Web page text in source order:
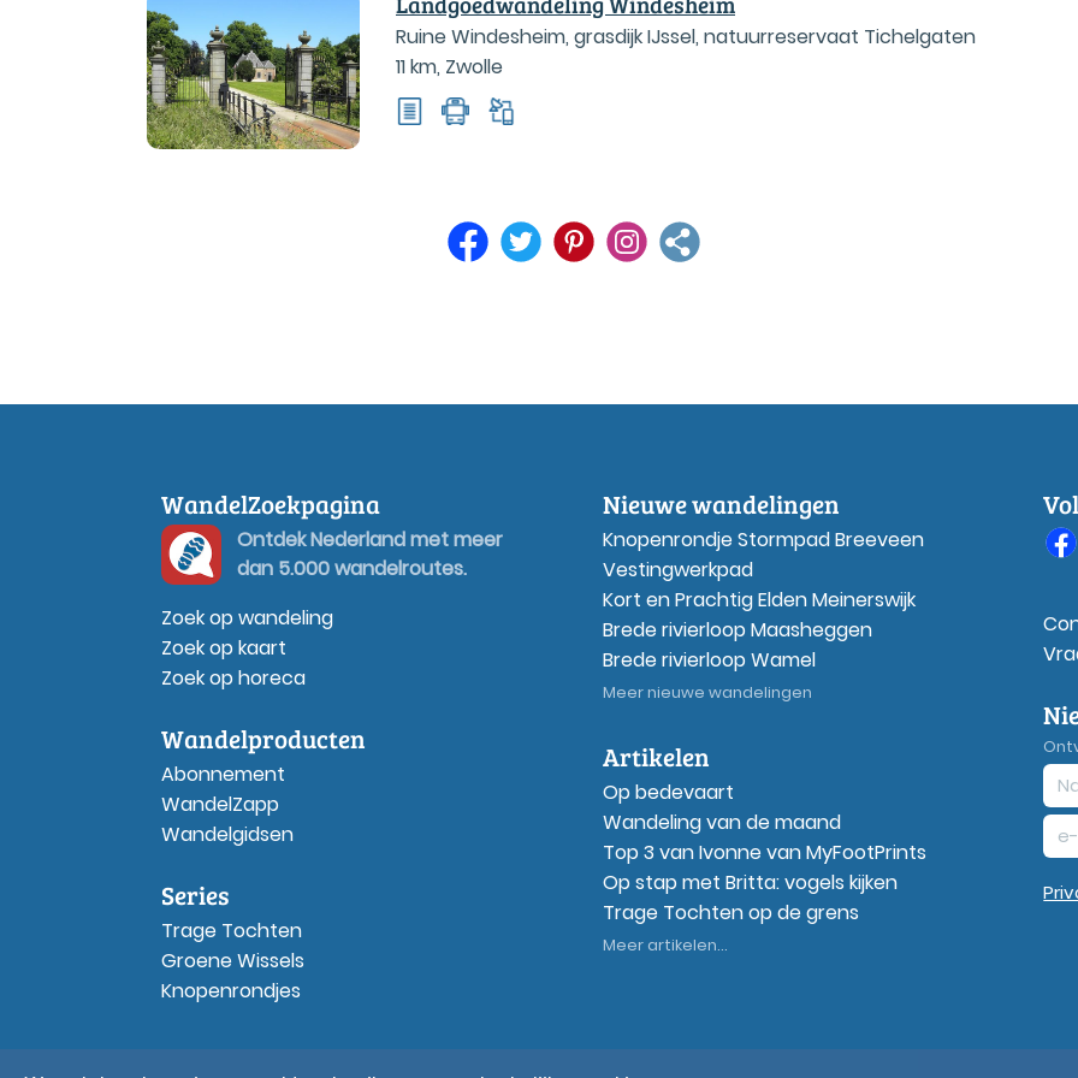
Ruine Windesheim, grasdijk IJssel, natuurreservaat Tichelgaten
11 km, Zwolle
WandelZoekpagina
Ontdek Nederland met meer
dan 5.000 wandelroutes.
Zoek op wandeling
Zoek op kaart
Zoek op horeca
Wandelproducten
Abonnement
WandelZapp
Wandelgidsen
Series
Trage Tochten
Groene Wissels
Knopenrondjes
Nieuwe wandelingen
Knopenrondje Stormpad Breeveen
Vestingwerkpad
Kort en Prachtig Elden Meinerswijk
Brede rivierloop Maasheggen
Brede rivierloop Wamel
Meer nieuwe wandelingen
Artikelen
Op bedevaart
Wandeling van de maand
Top 3 van Ivonne van MyFootPrints
Op stap met Britta: vogels kijken
Trage Tochten op de grens
Meer artikelen...